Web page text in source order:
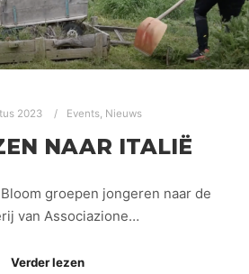
2023 Events, Nieuws
NAAR ITALIË
groepen jongeren naar de
van Associazione…
Verder lezen